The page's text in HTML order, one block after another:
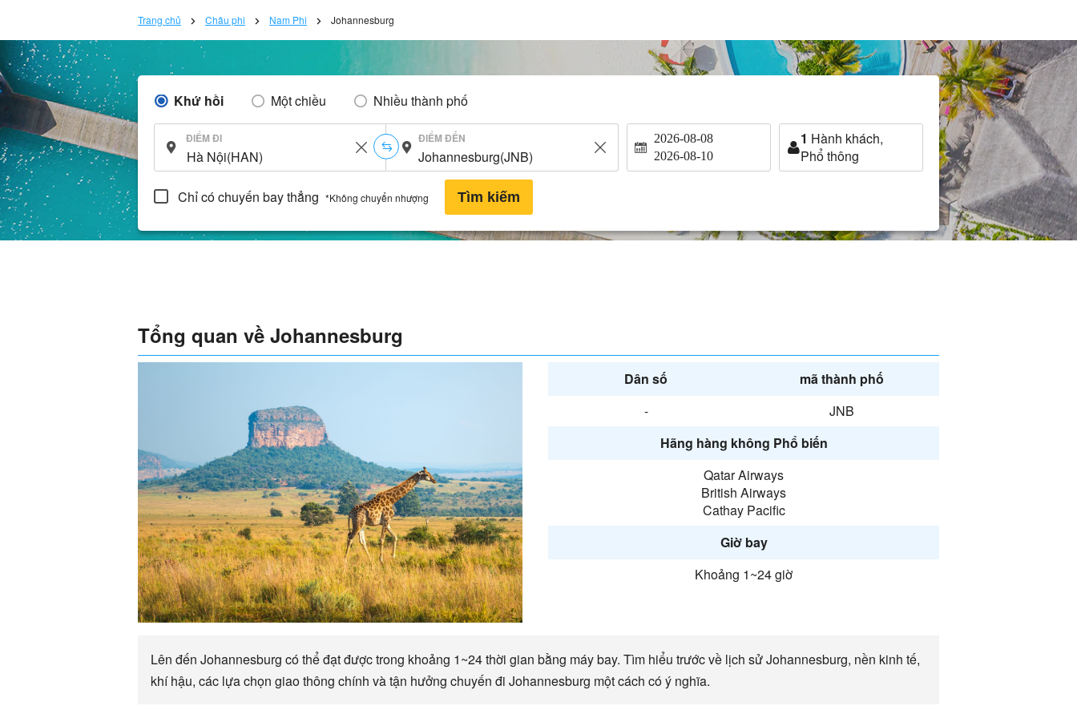
Trang chủ Châu phi Nam Phi Johannesburg
Khứ hồi Một chiều Nhiều thành phố
ĐIỂM ĐI ĐIỂM ĐẾN 2026-08-08
2026-08-10
1 Hành khách,
Phổ thông
Chỉ có chuyến bay thẳng *Không chuyển nhượng Tìm kiếm
Tổng quan về Johannesburg
Dân số
mã thành phố
-
JNB
Hãng hàng không Phổ biến
Qatar Airways
British Airways
Cathay Pacific
Giờ bay
Khoảng 1~24 giờ
Lên đến Johannesburg có thể đạt được trong khoảng 1~24 thời gian bằng máy bay. Tìm hiểu trước về lịch sử Johannesburg, nền kinh tế,
khí hậu, các lựa chọn giao thông chính và tận hưởng chuyến đi Johannesburg một cách có ý nghĩa.